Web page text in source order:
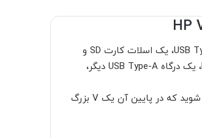
در سمت چپ لپ تاپ ۱۵ HP Victus، یک پورت برای آداپتور برق، یک پورت USB Type-A، یک اسلات کارت SD و
یک جک ۳٫۵ میلی متری هدفون وجود دارد. سمت راست دارای یک پورت HDMI 2.1، یک درگاه USB Type-A دیگر،
وقتی لپ تاپ را باز میکنید با یک قاب ضخیم دورتا دورLCD لپ تاپ مواجه می شوید که در پایین آن یک V بزرگ